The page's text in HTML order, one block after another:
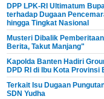
DPP LPK-RI Ultimatum
terhadap Dugaan
hingga Tingkat Nasional
Musteri Dibalik
Berita, Takut Manjang"
Kapolda Banten Hadiri
DPD RI di Ibu Kota Provinsi
Terkait Isu Dugaan
SDN Yudha